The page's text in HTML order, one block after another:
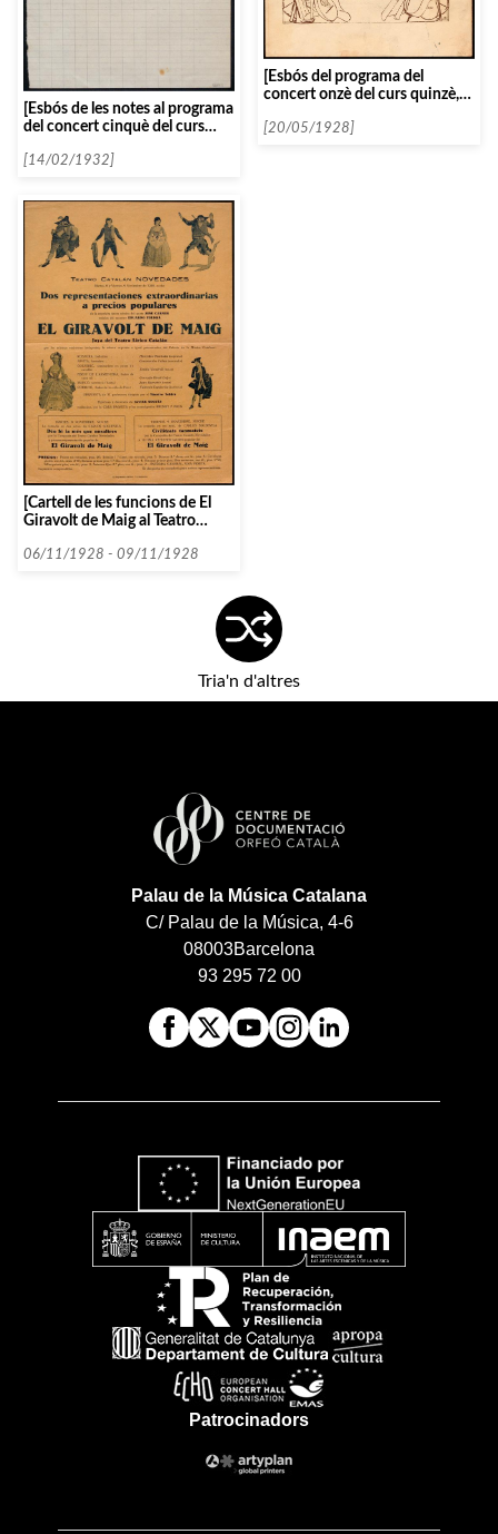
[Esbós de les notes al programa
del concert cinquè del curs
Milhaud]
[14/02/1932]
[Esbós del programa del
concert onzè del curs quinzè,
Pareto]
[20/05/1928]
[Cartell de les funcions de El
Giravolt de Maig al Teatro
06/11/1928 - 09/11/1928
Tria'n d'altres
Palau de la Música Catalana
C/ Palau de la Música, 4-6
08003Barcelona
93 295 72 00
Patrocinadors